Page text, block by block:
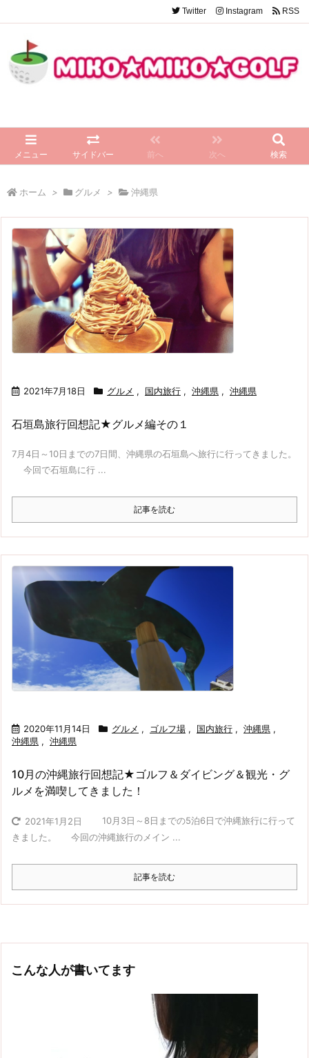
メニュー サイドバー 前へ 次へ 検索
Twitter Instagram RSS
ホーム > グルメ > 沖縄県
2021年7月18日 グルメ , 国内旅行 , 沖縄県 , 沖縄県
石垣島旅行回想記★グルメ編その１
7月4日～10日までの7日間、沖縄県の石垣島へ旅行に行ってきました。
今回で石垣島に行 ...
記事を読む
2020年11月14日 グルメ , ゴルフ場 , 国内旅行 , 沖縄県 ,
沖縄県 , 沖縄県
10月の沖縄旅行回想記★ゴルフ＆ダイビング＆観光・グ
ルメを満喫してきました！
2021年1月2日
10月3日～8日までの5泊6日で沖縄旅行に行って
きました。 今回の沖縄旅行のメイン ...
記事を読む
こんな人が書いてます